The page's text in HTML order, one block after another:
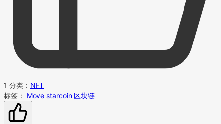
1 分类： NFT
标签：
Move starcoin 区块链